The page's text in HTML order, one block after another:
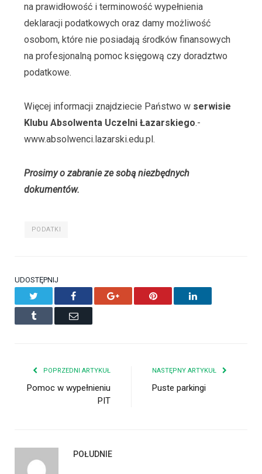
na prawidłowość i terminowość wypełnienia
deklaracji podatkowych oraz damy możliwość
osobom, które nie posiadają środków finansowych
na profesjonalną pomoc księgową czy doradztwo
podatkowe.
Więcej informacji znajdziecie Państwo w serwisie
Klubu Absolwenta Uczelni Łazarskiego.-
www.absolwenci.lazarski.edu.pl.
Prosimy o zabranie ze sobą niezbędnych
dokumentów.
PODATKI
UDOSTĘPNIJ
Facebook Google+ Pinterest LinkedIn
Tumblr Email
POPRZEDNI ARTYKUŁ
Pomoc w wypełnieniu
PIT
NASTĘPNY ARTYKUŁ
Puste parkingi
POŁUDNIE